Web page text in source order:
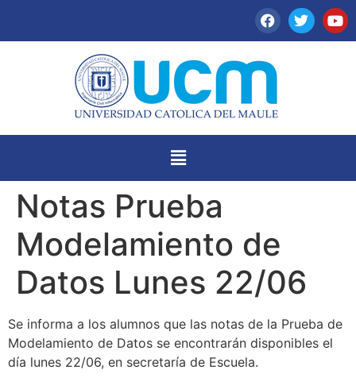
Notas Prueba
Modelamiento de
Datos Lunes 22/06
Se informa a los alumnos que las notas de la Prueba de
Modelamiento de Datos se encontrarán disponibles el
día lunes 22/06, en secretaría de Escuela.